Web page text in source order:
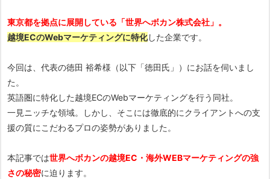
東京都を拠点に展開している「世界へボカン株式会社」。
越境ECのWebマーケティングに特化した企業です。
今回は、代表の徳田 裕希様（以下「徳田氏」）にお話を伺いまし
た。
英語圏に特化した越境ECのWebマーケティングを行う同社。
一見ニッチな領域。しかし、そこには徹底的にクライアントへの支
援の質にこだわるプロの姿勢がありました。
本記事では世界へボカンの越境EC・海外WEBマーケティングの強
さの秘密に迫ります。